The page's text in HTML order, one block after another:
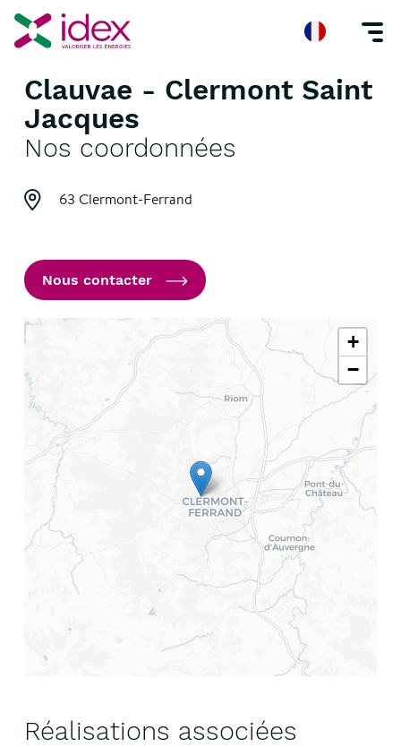
Accueil Nos agences Clauvae - Clermont Saint Jacques
Clauvae - Clermont Saint
Jacques
Nos coordonnées
63 Clermont-Ferrand
Nous contacter
+
−
Réalisations associées